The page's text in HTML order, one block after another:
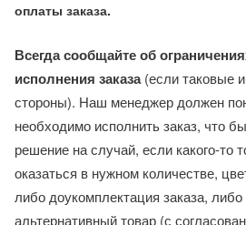
оплаты заказа.
Всегда сообщайте об
исполнения заказа(если таковые
стороны). Наш менеджер должен
необходимо исполнить заказ, что
решение на случай, если какого-то
оказаться в нужном количестве,
либо доукомплектация заказа,
альтернативный товар (с